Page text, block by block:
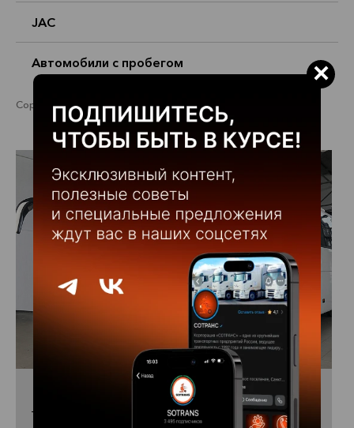
JAC
Автомобили с пробегом
Сортировка: цена (по возрастанию)
Mercedes-Benz Tourismo E5
×